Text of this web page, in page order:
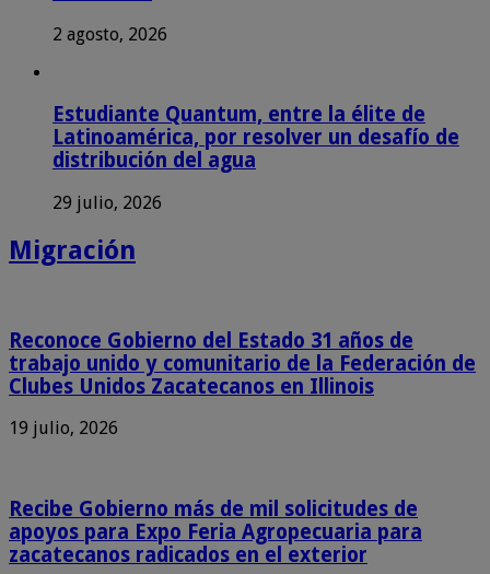
2 agosto, 2026
Estudiante Quantum, entre la élite de
Latinoamérica, por resolver un desafío de
distribución del agua
29 julio, 2026
Migración
Reconoce Gobierno del Estado 31 años de
trabajo unido y comunitario de la Federación de
Clubes Unidos Zacatecanos en Illinois
19 julio, 2026
Recibe Gobierno más de mil solicitudes de
apoyos para Expo Feria Agropecuaria para
zacatecanos radicados en el exterior